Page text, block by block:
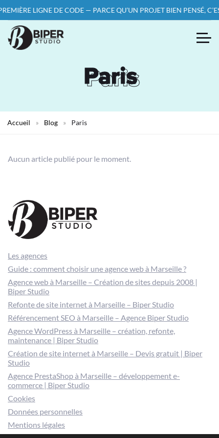
LIGNE DE CODE — PARCE QU’UN PROJET BIEN PENSÉ,
Paris
Paris
Accueil » Blog » Paris
Aucun article publié pour le moment.
Les agences
Guide : comment choisir une agence web à Marseille ?
Agence web à Marseille – Création de sites depuis 2008 |
Biper Studio
Refonte de site internet à Marseille – Biper Studio
Référencement SEO à Marseille – Agence Biper Studio
Agence WordPress à Marseille – création, refonte,
maintenance | Biper Studio
Création de site internet à Marseille – Devis gratuit | Biper
Studio
Agence PrestaShop à Marseille – développement e-
commerce | Biper Studio
Cookies
Données personnelles
Mentions légales